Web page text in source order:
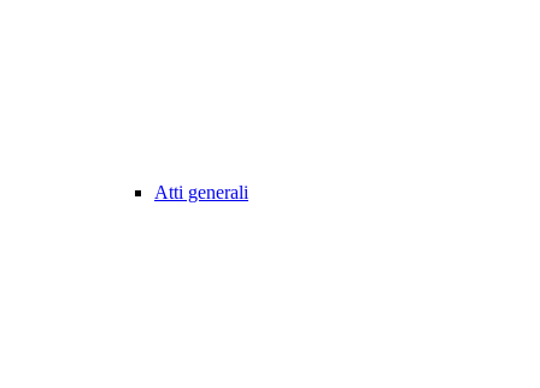
Atti generali